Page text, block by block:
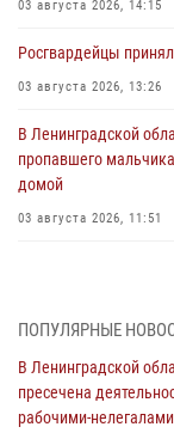
03 августа 2026, 14:15
Росгвардейцы
03 августа 2026, 13:26
В Ленинградской
пропавшего
домой
03 августа 2026, 11:51
03 августа 2026, 10:15
Сотрудники ГУ
Западного округа
боевому самбо
ПОПУЛЯРНЫЕ
В Ленинградской
пресечена
рабочими-нелегалами